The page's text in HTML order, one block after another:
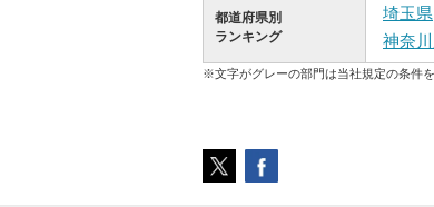
都道府県別
ランキング
埼玉県
神奈
※文字がグレーの部門は当社規定の条件